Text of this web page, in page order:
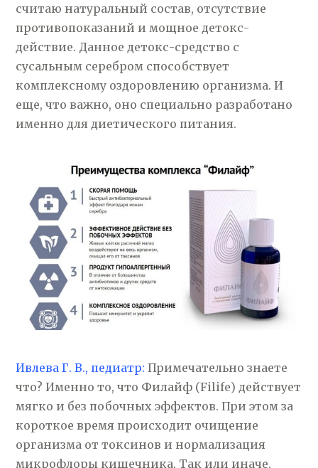
считаю натуральный состав, отсутствие
противопоказаний и мощное детокс-
действие. Данное детокс-средство с
сусальным серебром способствует
комплексному оздоровлению организма. И
еще, что важно, оно специально разработано
именно для диетического питания.
Ивлева Г. В., педиатр: Примечательно знаете
что? Именно то, что Филайф (Filife) действует
мягко и без побочных эффектов. При этом за
короткое время происходит очищение
организма от токсинов и нормализация
микрофлоры кишечника. Так или иначе,